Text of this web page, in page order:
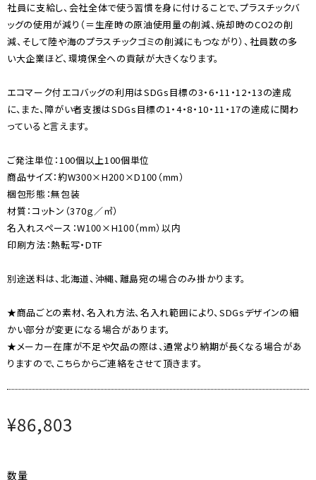
社員に支給し、会社全体で使う習慣を身に付けることで、プラスチックバ
ッグの使用が減り（＝生産時の原油使用量の削減、焼却時のCO2の削
減、そして陸や海のプラスチックゴミの削減にもつながり）、社員数の多
い大企業ほど、環境保全への貢献が大きくなります。
エコマーク付エコバッグの利用はSDGs目標の3・6・11・12・13の達成
に、また、障がい者支援はSDGs目標の1・4・8・10・11・17の達成に関わ
っていると言えます。
ご発注単位：100個以上100個単位
商品サイズ：約W300×H200×D100（mm）
梱包形態：無包装
材質：コットン（370ｇ／㎡）
名入れスペース：W100×H100（mm）以内
印刷方法：熱転写・DTF
別途送料は、北海道、沖縄、離島宛の場合のみ掛かります。
★商品ごとの素材、名入れ方法、名入れ範囲により、SDGsデザインの細
かい部分が変更になる場合があります。
★メーカー在庫が不足や欠品の際は、通常より納期が長くなる場合があ
りますので、こちらからご連絡をさせて頂きます。
¥86,803
数量